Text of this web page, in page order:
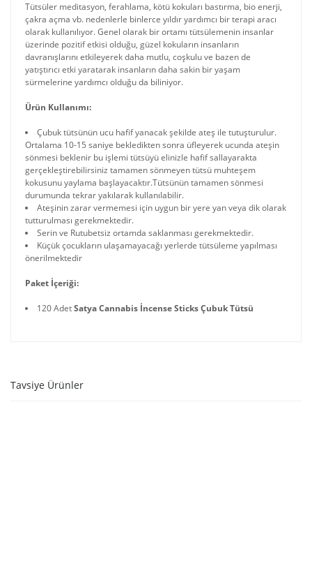
Tütsüler meditasyon, ferahlama, kötü kokuları bastırma, bio enerji,
çakra açma vb. nedenlerle binlerce yıldır yardımcı bir terapi aracı
olarak kullanılıyor. Genel olarak bir ortamı tütsülemenin insanlar
üzerinde pozitif etkisi olduğu, güzel kokuların insanların
davranışlarını etkileyerek daha mutlu, coşkulu ve bazen de
yatıştırıcı etki yaratarak insanların daha sakin bir yaşam
sürmelerine yardımcı olduğu da biliniyor.
Ürün Kullanımı:
Çubuk tütsünün ucu hafif yanacak şekilde ateş ile tutuşturulur.
Ortalama 10-15 saniye bekledikten sonra üfleyerek ucunda ateşin
sönmesi beklenir bu işlemi tütsüyü elinizle hafif sallayarakta
gerçekleştirebilirsiniz tamamen sönmeyen tütsü muhteşem
kokusunu yaylama başlayacaktır.Tütsünün tamamen sönmesi
durumunda tekrar yakılarak kullanılabilir.
Ateşinin zarar vermemesi için uygun bir yere yan veya dik olarak
tutturulması gerekmektedir.
Serin ve Rutubetsiz ortamda saklanması gerekmektedir.
Küçük çocukların ulaşamayacağı yerlerde tütsüleme yapılması
önerilmektedir
Paket İçeriği:
120 AdetSatya Cannabis İncense Sticks Çubuk Tütsü
Tavsiye Ürünler